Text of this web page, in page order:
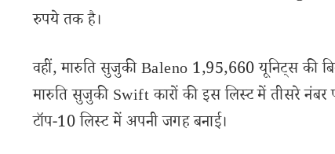
रुपये तक है।
वहीं, मारुति सुजुकी Baleno 1,95,660 यूनिट्स की
मारुति सुजुकी Swift कारों की इस लिस्ट में तीसरे नंबर
टॉप-10 लिस्ट में अपनी जगह बनाई।